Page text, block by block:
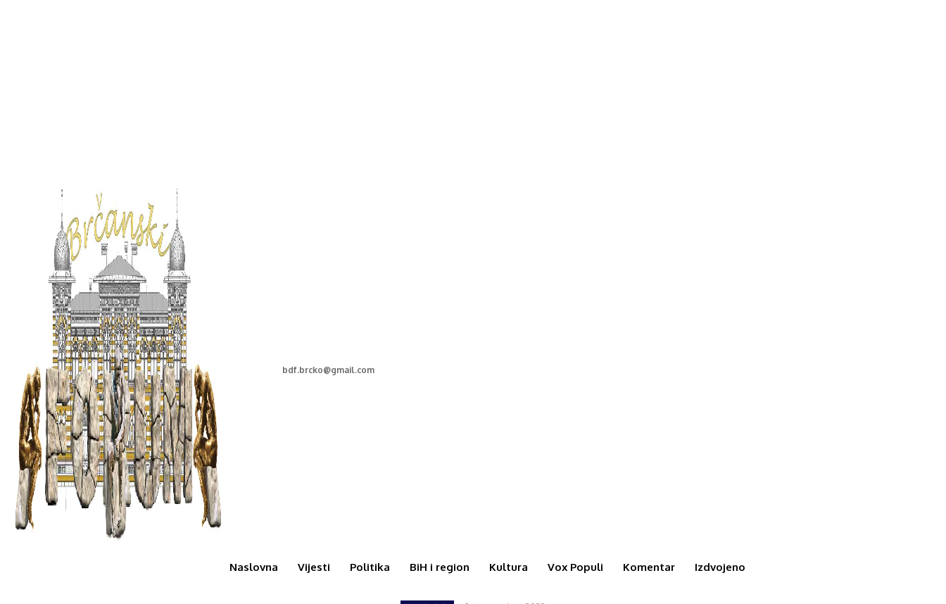
bdf.brcko@gmail.com
Naslovna Vijesti Politika BiH i region Kultura Vox Populi Komentar Izdvojeno